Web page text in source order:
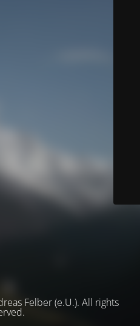
Felber (e.U.). All rights